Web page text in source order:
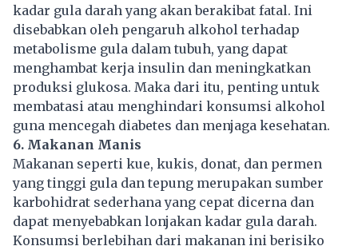
kadar gula darah yang akan berakibat fatal. Ini
disebabkan oleh pengaruh alkohol terhadap
metabolisme gula dalam tubuh, yang dapat
menghambat kerja insulin dan meningkatkan
produksi glukosa. Maka dari itu, penting untuk
membatasi atau menghindari konsumsi alkohol
guna mencegah diabetes dan menjaga kesehatan.
6. Makanan Manis
Makanan seperti kue, kukis, donat, dan permen
yang tinggi gula dan tepung merupakan sumber
karbohidrat sederhana yang cepat dicerna dan
dapat menyebabkan lonjakan kadar gula darah.
Konsumsi berlebihan dari makanan ini berisiko